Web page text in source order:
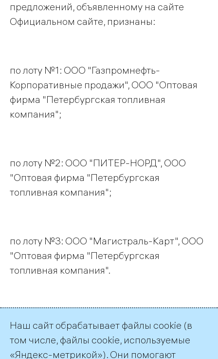
предложений, объявленному на сайте
Официальном сайте, признаны:
по лоту №1: ООО "Газпромнефть-
Корпоративные продажи", ООО "Оптовая
фирма "Петербургская топливная
компания";
по лоту №2: ООО "ПИТЕР-НОРД", ООО
"Оптовая фирма "Петербургская
топливная компания";
по лоту №3: ООО "Магистраль-Карт", ООО
"Оптовая фирма "Петербургская
топливная компания".
по лоту №4: ООО "Скарос", ООО "РН-Карт-
Санкт-Петербург".
Наш сайт обрабатывает файлы cookie (в
том числе, файлы cookie, используемые
«Яндекс-метрикой»). Они помогают